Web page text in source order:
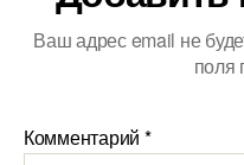
Ваш адрес email не
поля
Комментарий *